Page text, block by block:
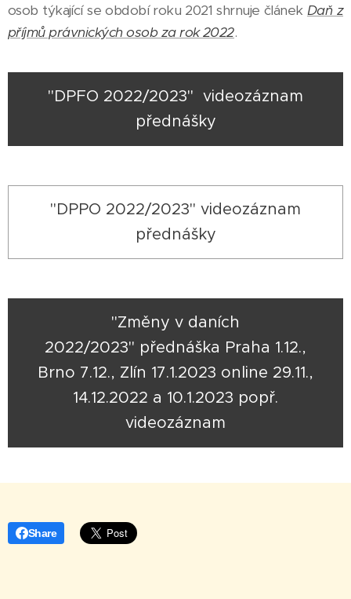
osob týkající se období roku 2021 shrnuje článek Daň z
příjmů právnických osob za rok 2022.
"DPFO 2022/2023" videozáznam
přednášky
"DPPO 2022/2023" videozáznam
přednášky
"Změny v daních
2022/2023" přednáška Praha 1.12.,
Brno 7.12., Zlín 17.1.2023 online 29.11.,
14.12.2022 a 10.1.2023 popř.
videozáznam
Share